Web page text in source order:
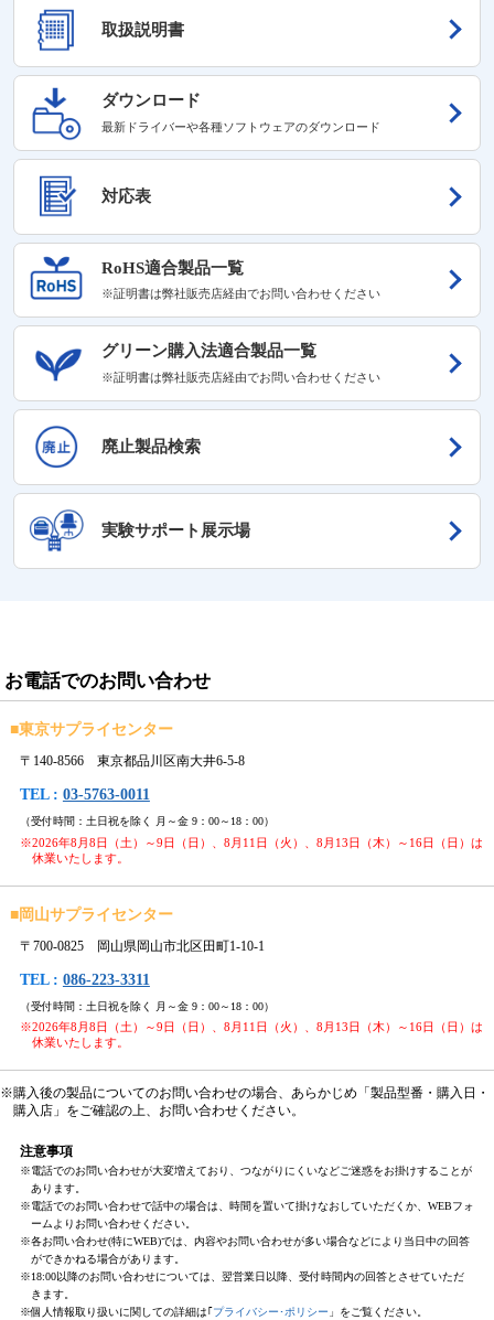
取扱説明書
ダウンロード
最新ドライバーや各種ソフトウェアのダウンロード
対応表
RoHS適合製品一覧
※証明書は弊社販売店経由でお問い合わせください
グリーン購入法適合製品一覧
※証明書は弊社販売店経由でお問い合わせください
廃止製品検索
実験サポート展示場
お電話でのお問い合わせ
■東京サプライセンター
〒140-8566 東京都品川区南大井6-5-8
TEL : 03-5763-0011
（受付時間：土日祝を除く 月～金 9：00～18：00）
※2026年8月8日（土）～9日（日）、8月11日（火）、8月13日（木）～16日（日）は
休業いたします。
■岡山サプライセンター
〒700-0825 岡山県岡山市北区田町1-10-1
TEL : 086-223-3311
（受付時間：土日祝を除く 月～金 9：00～18：00）
※2026年8月8日（土）～9日（日）、8月11日（火）、8月13日（木）～16日（日）は
休業いたします。
※購入後の製品についてのお問い合わせの場合、あらかじめ「製品型番・購入日・
購入店」をご確認の上、お問い合わせください。
注意事項
※電話でのお問い合わせが大変増えており、つながりにくいなどご迷惑をお掛けすることが
あります。
※電話でのお問い合わせで話中の場合は、時間を置いて掛けなおしていただくか、WEBフォ
ームよりお問い合わせください。
※各お問い合わせ(特にWEB)では、内容やお問い合わせが多い場合などにより当日中の回答
ができかねる場合があります。
※18:00以降のお問い合わせについては、翌営業日以降、受付時間内の回答とさせていただ
きます。
※個人情報取り扱いに関しての詳細は｢プライバシー･ポリシー 」をご覧ください。